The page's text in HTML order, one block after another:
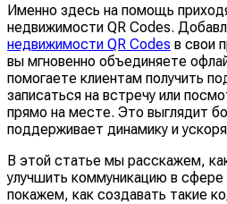
Именно здесь на помощь
недвижимости QR Codes.
недвижимости QR Codes в свои
вы мгновенно объединяете
помогаете клиентам получить
записаться на встречу или
прямо на месте. Это выглядит
поддерживает динамику и
В этой статье мы расскажем,
улучшить коммуникацию в
покажем, как создавать такие